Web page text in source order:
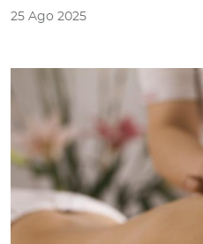
25 Ago 2025